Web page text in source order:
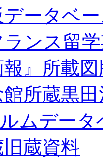
ータベ
ンス留
報』所載
所蔵黒
ムデータ
蔵資料